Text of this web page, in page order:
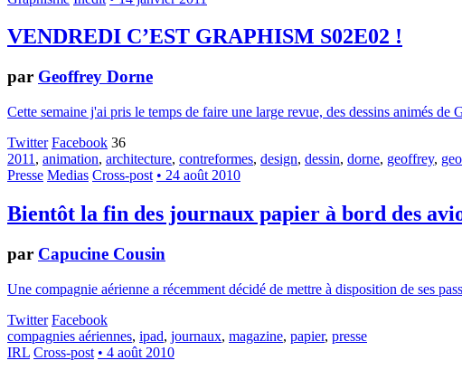
VENDREDI C’EST GRAPHISM S02E02 !
par Geoffrey Dorne
Cette semaine j'ai pris le temps de faire une large revue, des dessins animés
Twitter Facebook 36
2011 , animation, architecture, contreformes, design, dessin, dorne, geoffrey,
Presse Medias Cross-post • 24 août 2010
Bientôt la fin des journaux papier à bord des
par Capucine Cousin
Une compagnie aérienne a récemment décidé de mettre à disposition de ses
Twitter Facebook
compagnies aériennes, ipad, journaux, magazine, papier, presse
IRL Cross-post • 4 août 2010